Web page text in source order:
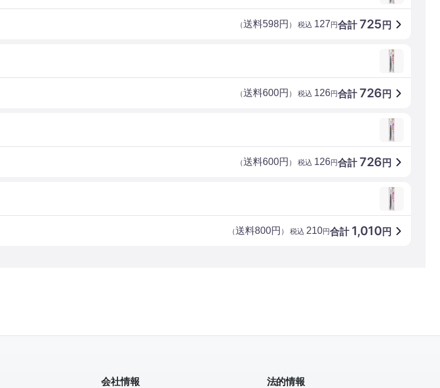
合計725 円
（送料598円 ） 税込 127円
合計726 円
（送料600円 ） 税込 126円
合計726 円
（送料600円 ） 税込 126円
合計 1,010円
（送料800円 ） 税込 210円
会社情報 法的情報